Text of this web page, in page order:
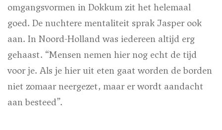
omgangsvormen in Dokkum zit het helemaal
goed. De nuchtere mentaliteit sprak Jasper ook
aan. In Noord-Holland was iedereen altijd erg
gehaast. “Mensen nemen hier nog echt de tijd
voor je. Als je hier uit eten gaat worden de borden
niet zomaar neergezet, maar er wordt aandacht
aan besteed”.